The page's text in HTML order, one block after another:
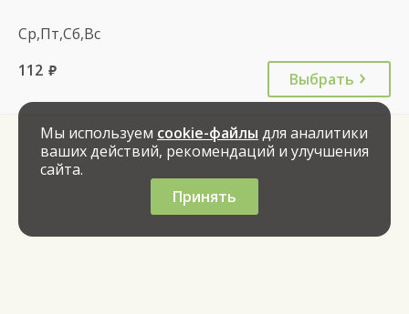
Ср,Пт,Сб,Вс
112 руб. Выбрать
Мы используем cookie-файлы для аналитики
ваших действий, рекомендаций и улучшения
сайта.
Принять